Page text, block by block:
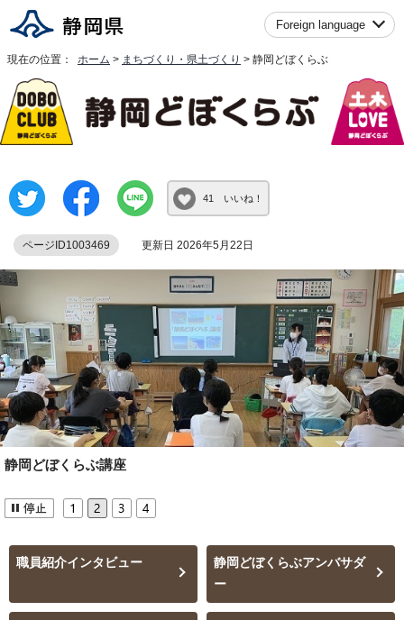
Foreign language
現在の位置： ホーム > まちづくり・県土づくり > 静岡どぼくらぶ
41 いいね！
ページID1003469 更新日 2026年5月22日
静岡どぼくらぶ講座
職員紹介インタビュー
静岡どぼくらぶアンバサダ
ー